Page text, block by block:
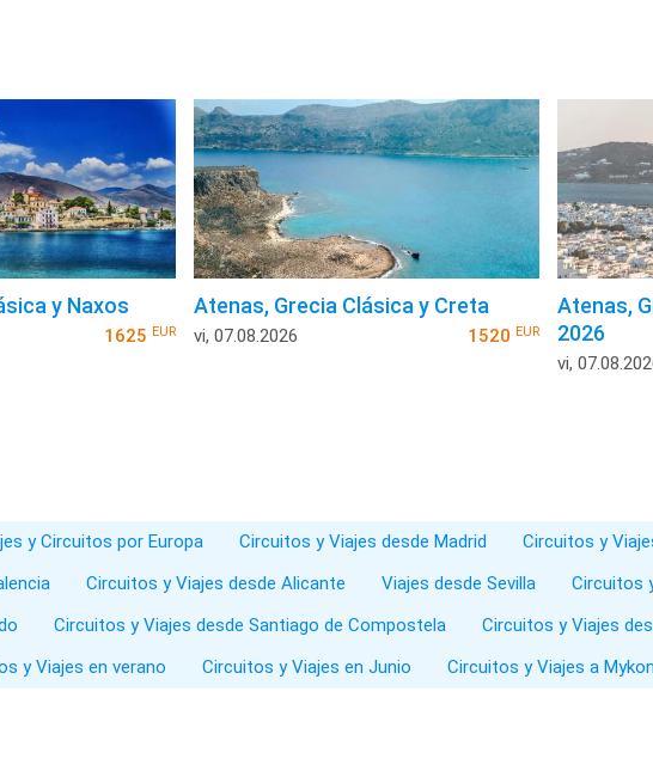
y Naxos
1625 EUR
Atenas, Grecia Clásica y Creta
vi, 07.08.2026 1520EUR
Atenas,
2026
vi,
y Circuitos por Europa Circuitos y Viajes desde Madrid
Circuitos y
Circuitos y Viajes desde Alicante Viajes desde Sevilla
Circuitos
Circuitos y Viajes desde Santiago de Compostela
Circuitos y Viajes
y Viajes en verano Circuitos y Viajes en Junio Circuitos y Viajes a